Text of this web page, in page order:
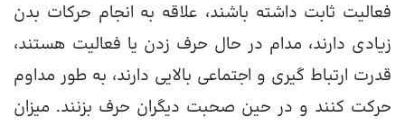
فعالیت ثابت داشته باشند، علاقه به انجام حرکات بدن
زیادی دارند، مدام در حال حرف زدن یا فعالیت هستند،
قدرت ارتباط گیری و اجتماعی بالایی دارند، به طور مداوم
حرکت کنند و در حین صحبت دیگران حرف بزنند. میزان